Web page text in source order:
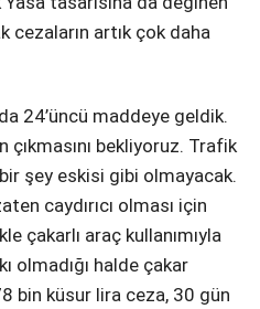
cezaların artık çok daha
24’üncü maddeye geldik.
bekliyoruz. Trafik
şey eskisi gibi olmayacak.
caydırıcı olması için
çakarlı araç kullanımıyla
olmadığı halde çakar
bin küsur lira ceza, 30 gün